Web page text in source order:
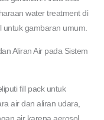
water treatment di
untuk gambaran umum.
Aliran Air pada Sistem
fill pack untuk
air dan aliran udara,